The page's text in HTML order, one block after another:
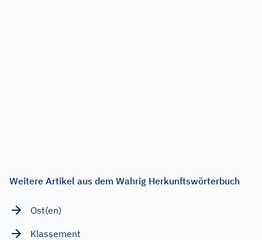
Weitere Artikel aus dem Wahrig Herkunftswörterbuch
Ost(en)
Klassement